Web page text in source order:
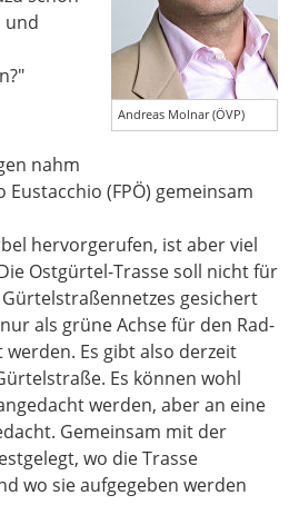
Andreas Molnar (ÖVP)
und
nahm
Eustacchio (FPÖ) gemeinsam
hervorgerufen, ist aber viel
Ostgürtel-Trasse soll nicht für
gesichert
als grüne Achse für den Rad-
Es gibt also derzeit
Es können wohl
werden, aber an eine
Gemeinsam mit der
wo die Trasse
wo sie aufgegeben werden